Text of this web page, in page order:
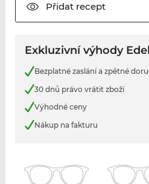
Přidatrecept
Exkluzivní výhody
Bezplatné zaslání a zpětné
30 dnů právo vrátit zboží
Výhodné ceny
Nákup na fakturu